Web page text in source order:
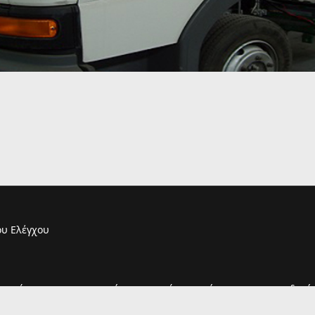
Ελέγχου
του και η παραμονή σας σε αυτόν συνεπάγεται και την αποδοχή